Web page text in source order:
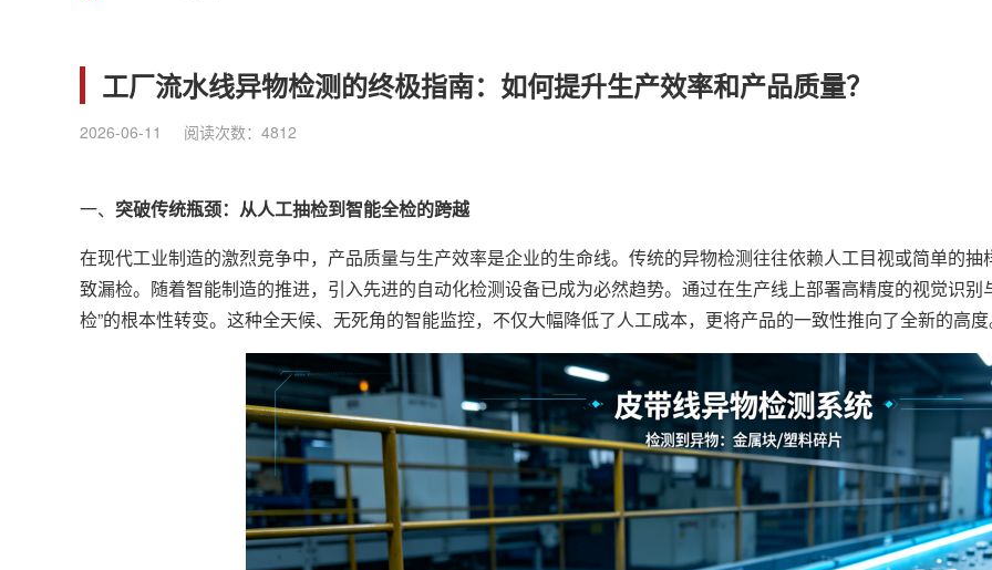
工厂流水线异物检测的终极指南：如何提升生产效率和产品质量？
2026-06-11 阅读次数： 4812
一、 突破传统瓶颈：从人工抽检到智能全检的跨越
在现代工业制造的激烈竞争中，产品质量与生产效率是企业的生命线。传统的异物检测往往依赖人工目视或简单的
致漏检。随着智能制造的推进，引入先进的自动化检测设备已成为必然趋势。通过在生产线上部署高精度的视觉识别
检”的根本性转变。这种全天候、无死角的智能监控，不仅大幅降低了人工成本，更将产品的一致性推向了全新的高